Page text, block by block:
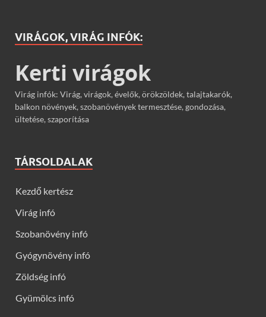
VIRÁGOK, VIRÁG INFÓK:
Kerti virágok
Virág infók: Virág, virágok, évelők, örökzöldek, talajtakarók,
balkon növények, szobanövények termesztése, gondozása,
ültetése, szaporítása
TÁRSOLDALAK
Kezdő kertész
Virág infó
Szobanövény infó
Gyógynövény infó
Zöldség infó
Gyümölcs infó